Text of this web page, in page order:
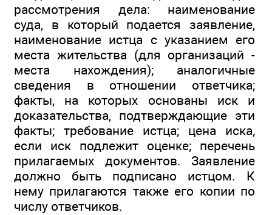
рассмотрения дела: наименование
суда, в который подается заявление,
наименование истца с указанием его
места жительства (для организаций -
места нахождения); аналогичные
сведения в отношении ответчика;
факты, на которых основаны иск и
доказательства, подтверждающие эти
факты; требование истца; цена иска,
если иск подлежит оценке; перечень
прилагаемых документов. Заявление
должно быть подписано истцом. К
нему прилагаются также его копии по
числу ответчиков.